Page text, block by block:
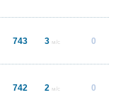
743 3 м/с 0
742 2 м/с 0